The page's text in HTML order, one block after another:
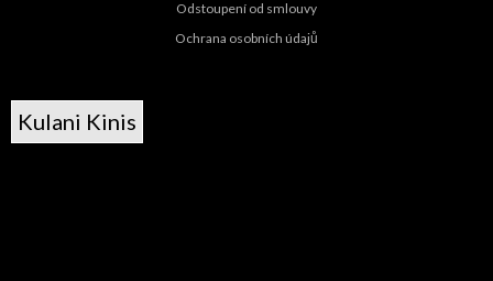
Odstoupení od smlouvy
Ochrana osobních údajů
Kulani Kinis